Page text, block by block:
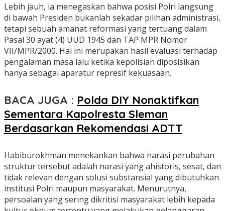
Lebih jauh, ia menegaskan bahwa posisi Polri langsung
di bawah Presiden bukanlah sekadar pilihan administrasi,
tetapi sebuah amanat reformasi yang tertuang dalam
Pasal 30 ayat (4) UUD 1945 dan TAP MPR Nomor
VII/MPR/2000. Hal ini merupakan hasil evaluasi terhadap
pengalaman masa lalu ketika kepolisian diposisikan
hanya sebagai aparatur represif kekuasaan.
BACA JUGA : Polda DIY Nonaktifkan
Sementara Kapolresta Sleman
Berdasarkan Rekomendasi ADTT
Habiburokhman menekankan bahwa narasi perubahan
struktur tersebut adalah narasi yang ahistoris, sesat, dan
tidak relevan dengan solusi substansial yang dibutuhkan
institusi Polri maupun masyarakat. Menurutnya,
persoalan yang sering dikritisi masyarakat lebih kepada